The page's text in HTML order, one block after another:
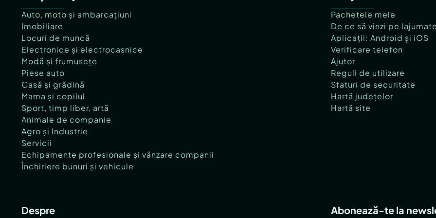
Auto, moto și ambarcațiuni
Imobiliare
Locuri de muncă
Electronice și electrocasnice
Modă și frumusețe
Piese auto
Casă și grădină
Mama și copilul
Sport, timp liber, artă
Animale de companie
Agro și Industrie
Servicii
Echipamente profesionale și vânzare companii
Închiriere bunuri și vehicule
Pachetele mele
De ce să vinzi pe
Aplicații: Android și iOS
Verificare telefon
Ajutor
Reguli de utilizare
Sfaturi de securitate
Hartă județelor
Hartă site
Despre Abonează-te la